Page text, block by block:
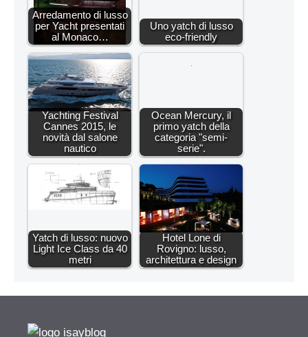
Arredamento di lusso
per Yacht presentati
al Monaco…
Uno yatch di lusso
eco-friendly
Yachting Festival
Cannes 2015, le
novità dal salone
nautico
Ocean Mercury, il
primo yatch della
categoria "semi-
serie".
Yatch di lusso: nuovo
Light Ice Class da 40
metri
Hotel Lone di
Rovigno: lusso,
architettura e design